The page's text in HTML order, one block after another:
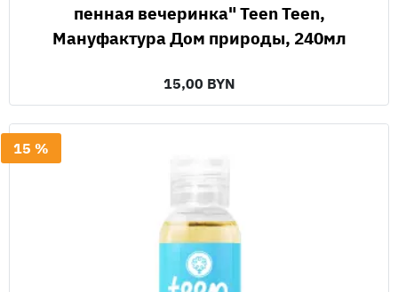
пенная вечеринка" Teen Teen,
Мануфактура Дом природы, 240мл
15,00 BYN
15 %